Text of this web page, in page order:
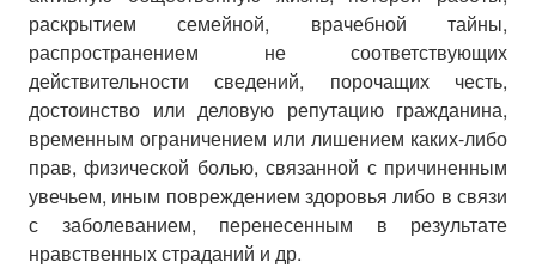
раскрытием семейной, врачебной тайны,
распространением не соответствующих
действительности сведений, порочащих честь,
достоинство или деловую репутацию гражданина,
временным ограничением или лишением каких-либо
прав, физической болью, связанной с причиненным
увечьем, иным повреждением здоровья либо в связи
с заболеванием, перенесенным в результате
нравственных страданий и др.